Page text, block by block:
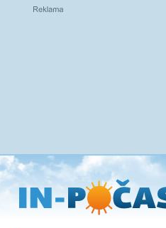
Přejít
na
hlavní
obsah